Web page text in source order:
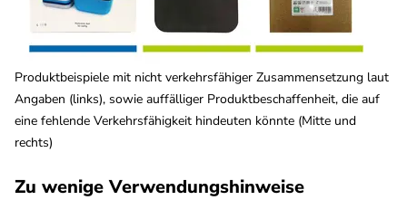
Produktbeispiele mit nicht verkehrsfähiger Zusammensetzung laut
Angaben (links), sowie auffälliger Produktbeschaffenheit, die auf
eine fehlende Verkehrsfähigkeit hindeuten könnte (Mitte und
rechts)
Zu wenige Verwendungshinweise